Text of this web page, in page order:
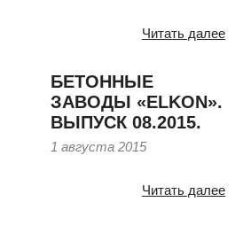
Читать далее
БЕТОННЫЕ
ЗАВОДЫ «ELKON».
ВЫПУСК 08.2015.
1 августа 2015
Читать далее